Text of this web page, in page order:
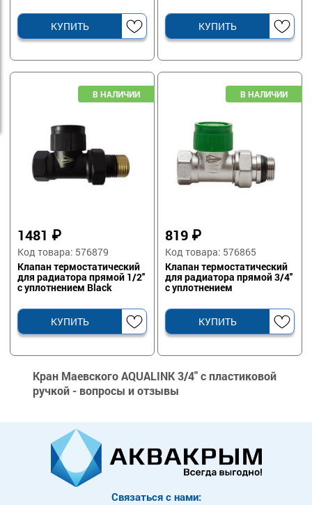
КУПИТЬ КУПИТЬ
1481 ₽
Код товара: 576879
Клапан термостатический
для радиатора прямой 1/2''
с уплотнением Black
КУПИТЬ
819 ₽
Код товара: 576865
Клапан термостатический
для радиатора прямой 3/4''
с уплотнением
КУПИТЬ
Кран Маевского AQUALINK 3/4" с пластиковой
ручкой - вопросы и отзывы
Связаться с нами: